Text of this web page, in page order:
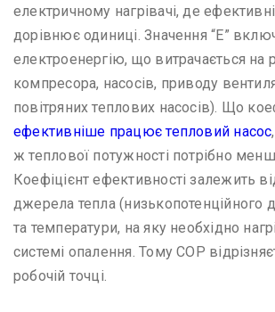
електричному нагрівачі, де
дорівнює одиниці. Значення “Е”
електроенергію, що витрачається на
компресора, насосів, приводу
повітряних теплових насосів). Що
ефективніше працює тепловий насос
ж теплової потужності потрібно
Коефіцієнт ефективності залежить
джерела тепла (низькопотенційного
та температури, на яку необхідно
системі опалення. Тому COP
робочій точці.